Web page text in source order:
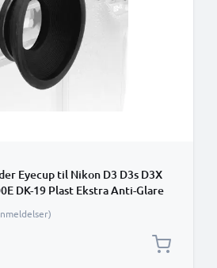
Eyecup til Nikon D3 D3s D3X
DK-19 Plast Ekstra Anti-Glare
Finder Cover Hood Cap